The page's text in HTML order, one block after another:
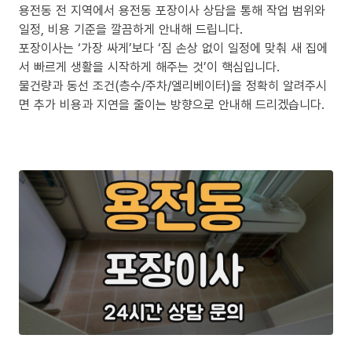
용전동 전 지역에서 용전동 포장이사 상담을 통해 작업 범위와
일정, 비용 기준을 깔끔하게 안내해 드립니다.
포장이사는 ‘가장 싸게’보다 ‘짐 손상 없이 일정에 맞춰 새 집에
서 빠르게 생활을 시작하게 해주는 것’이 핵심입니다.
물건량과 동선 조건(층수/주차/엘리베이터)을 정확히 알려주시
면 추가 비용과 지연을 줄이는 방향으로 안내해 드리겠습니다.